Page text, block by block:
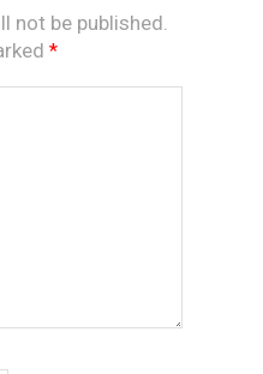
not be published.
*